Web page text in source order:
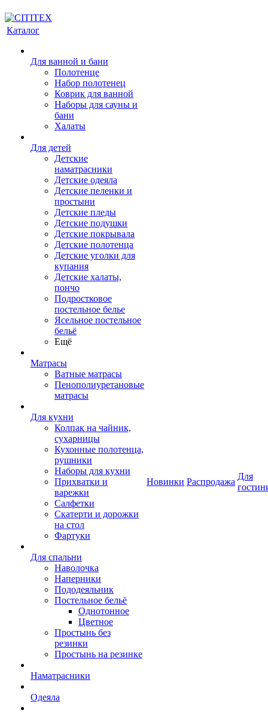
Каталог
Для ванной и бани
Полотенце
Набор полотенец
Коврик для ванной
Наборы для сауны и
бани
Халаты
Для детей
Детские
наматрасники
Детские одеяла
Детские пеленки и
простыни
Детские пледы
Детские подушки
Детские покрывала
Детские полотенца
Детские уголки для
купания
Детские халаты,
пончо
Подростковое
постельное белье
Ясельное постельное
бельё
Ещё
Матрасы
Ватные матрасы
Пенополиуретановые
матрасы
Для кухни
Колпак на чайник,
сухарницы
Кухонные полотенца,
рушники
Наборы для кухни
Прихватки и
варежки
Салфетки
Скатерти и дорожки
на стол
Фартуки
Для спальни
Наволочка
Наперники
Пододеяльник
Постельное бельё
Однотонное
Цветное
Простынь без
резинки
Простынь на резинке
Наматрасники
Одеяла
Новинки Распродажа
Для